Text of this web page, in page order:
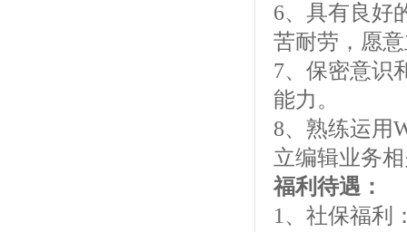
6、具有良好
苦耐劳，愿
7、保密意识
能力。
8、熟练运用
立编辑业务
福利待遇：
1、社保福利